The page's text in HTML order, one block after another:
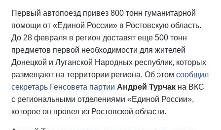
Первый автопоезд привез 800 тонн гуманитарной
помощи от «Единой России» в Ростовскую область.
До 28 февраля в регион доставят еще 500 тонн
предметов первой необходимости для жителей
Донецкой и Луганской Народных республик, которых
размещают на территории региона. Об этом сообщил
секретарь Генсовета партии Андрей Турчак на ВКС
с региональными отделениями «Единой России»,
которое он провел из Ростовской области.